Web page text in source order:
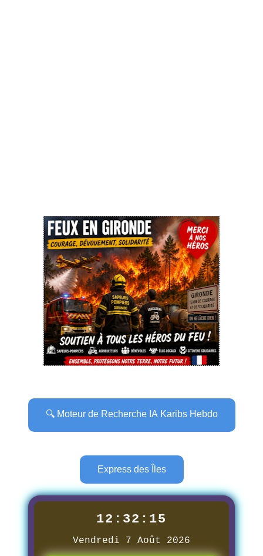
🔍 Moteur de Recherche IA Karibs Hebdo
Express des Îles
12:32:17
Vendredi 7 Août 2026